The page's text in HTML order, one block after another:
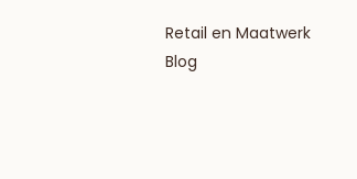
Retail en Maatwerk
Blog